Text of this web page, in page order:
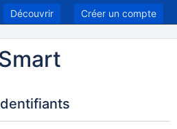
Découvrir Créer un compte